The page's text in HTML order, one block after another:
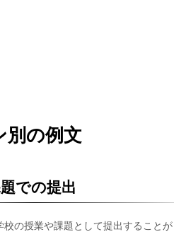
別の例文
での提出
校の授業や課題として提出することが